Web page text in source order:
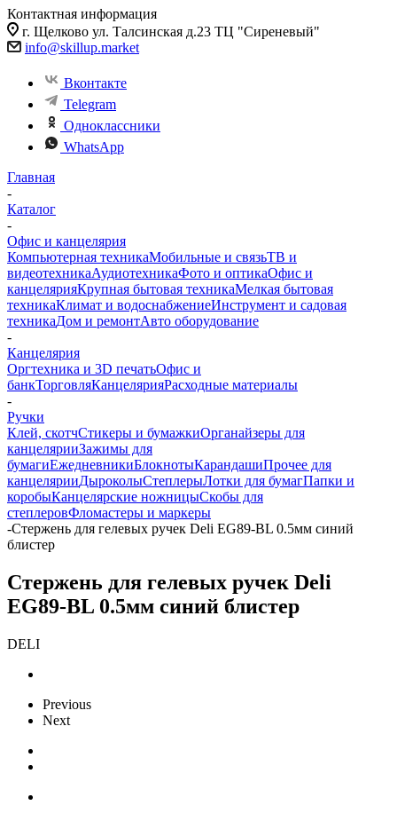
Контактная информация
г. Щелково ул. Талсинская д.23 ТЦ "Сиреневый"
info@skillup.market
Вконтакте
Telegram
Одноклассники
WhatsApp
Главная
-
Каталог
-
Офис и канцелярия
Компьютерная техникаМобильные и связьТВ и
видеотехникаАудиотехникаФото и оптикаОфис и
канцелярияКрупная бытовая техникаМелкая бытовая
техникаКлимат и водоснабжениеИнструмент и садовая
техникаДом и ремонтАвто оборудование
-
Канцелярия
Оргтехника и 3D печатьОфис и
банкТорговляКанцелярияРасходные материалы
-
Ручки
Клей, скотчСтикеры и бумажкиОрганайзеры для
канцелярииЗажимы для
бумагиЕжедневникиБлокнотыКарандашиПрочее для
канцелярииДыроколыСтеплерыЛотки для бумагПапки и
коробыКанцелярские ножницыСкобы для
степлеровФломастеры и маркеры
-Стержень для гелевых ручек Deli EG89-BL 0.5мм синий
блистер
Стержень для гелевых ручек Deli
EG89-BL 0.5мм синий блистер
DELI
Previous
Next